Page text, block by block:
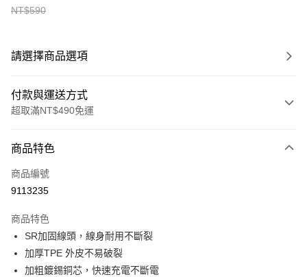
NT$590
請選擇商品選項
付款與運送方式
超取滿NT$490免運
信用卡一次付款
超商取貨付款
街口支付
全盈+PAY
商品特色
商品編號
9113235
商品特色
SR加固線頭，線身耐用不斷裂
加厚TPE 外皮不易破裂
加粗鍍錫銅芯，快速充電不斷電